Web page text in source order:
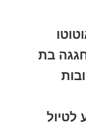
בת
לטיול